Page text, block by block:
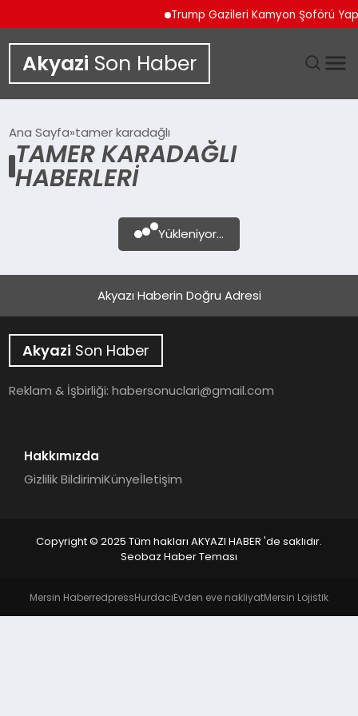
Trump Gazileri Kamyon Şoförü
Akyazi Son Haber
SIYASET
YAŞAM
Ana Sayfa tamer karadağlı
TAMER KARADAĞLI
HABERLERI
Yükleniyor...
Akyazı Haberin Doğru Adresi
Akyazi Son Haber
Reklam & İşbirliği:habersonuclari@gmail.com
Hakkımızda
Gizlilik BildirimiKünyeİletişim
Copyright © 2025 Tüm hakları AKYAZI HABER 'de saklıdır.
Seobaz Haber Teması
Mersin HaberredpressHurdacıEvden eve nakliyatMersin Lojistik